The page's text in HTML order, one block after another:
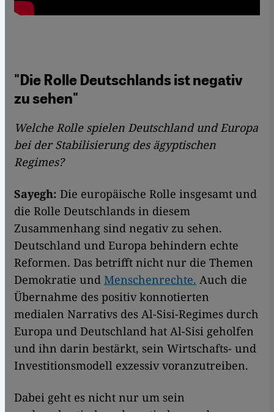
"Die Rolle Deutschlands ist negativ
zu sehen"
Welche Rolle spielen Deutschland und Europa
bei der Stabilisierung des ägyptischen
Regimes?
Sayegh: Die europäische Rolle insgesamt und
die Rolle Deutschlands in diesem
Zusammenhang sind negativ zu sehen.
Deutschland und Europa behindern echte
Reformen. Das betrifft nicht nur die Themen
Demokratie und Menschenrechte. Auch die
Übernahme des positiv konnotierten
medialen Narrativs des Al-Sisi-Regimes durch
Europa und Deutschland hat Al-Sisi geholfen
und ihn darin bestärkt, sein Wirtschafts- und
Investitionsmodell exzessiv voranzutreiben.
Dabei geht es nicht nur um sein